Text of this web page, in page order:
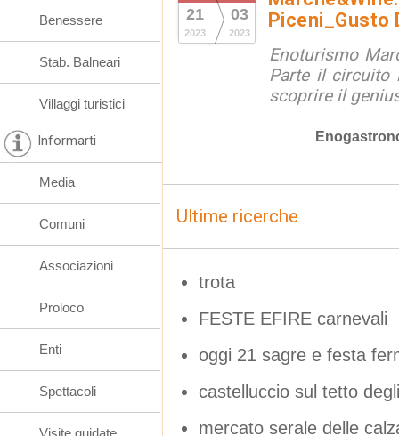
21
2023
03
2023
Piceni_Gusto
Enoturismo
Parte il circuito
scoprire il
Ultime ricerche
trota
FESTE EFIRE carnevali
oggi 21 sagre e festa
castelluccio sul tetto
mercato serale delle
Benessere
Stab. Balneari
Villaggi turistici
Informarti
Media
Comuni
Associazioni
Proloco
Enti
Spettacoli
Visite guidate